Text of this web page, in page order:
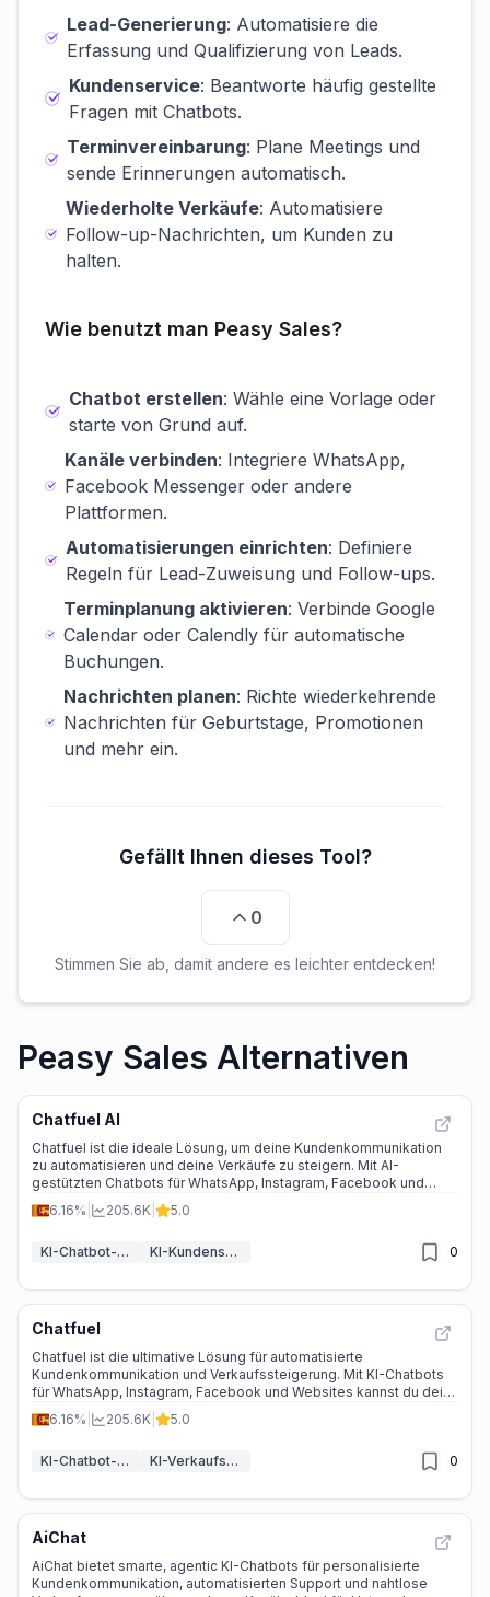
Lead-Generierung: Automatisiere die
Erfassung und Qualifizierung von Leads.
Kundenservice: Beantworte häufig gestellte
Fragen mit Chatbots.
Terminvereinbarung: Plane Meetings und
sende Erinnerungen automatisch.
Wiederholte Verkäufe: Automatisiere
Follow-up-Nachrichten, um Kunden zu
halten.
Wie benutzt man Peasy Sales?
Chatbot erstellen: Wähle eine Vorlage oder
starte von Grund auf.
Kanäle verbinden: Integriere WhatsApp,
Facebook Messenger oder andere
Plattformen.
Automatisierungen einrichten: Definiere
Regeln für Lead-Zuweisung und Follow-ups.
Terminplanung aktivieren: Verbinde Google
Calendar oder Calendly für automatische
Buchungen.
Nachrichten planen: Richte wiederkehrende
Nachrichten für Geburtstage, Promotionen
und mehr ein.
Gefällt Ihnen dieses Tool?
0
Stimmen Sie ab, damit andere es leichter entdecken!
Peasy Sales Alternativen
Chatfuel AI
Chatfuel ist die ideale Lösung, um deine Kundenkommunikation
zu automatisieren und deine Verkäufe zu steigern. Mit AI-
gestützten Chatbots für WhatsApp, Instagram, Facebook und
Websites kannst du deine Kundenbindung stärken und deine
Umsätze maximieren.
6.16% 205.6K 5.0
KI-Chatbot-Baukästen KI-Kundenservice-Assistent 0
Chatfuel
Chatfuel ist die ultimative Lösung für automatisierte
Kundenkommunikation und Verkaufssteigerung. Mit KI-Chatbots
für WhatsApp, Instagram, Facebook und Websites kannst du dein
Geschäft effizienter und erfolgreicher machen.
6.16% 205.6K 5.0
KI-Chatbot-Baukästen KI-Verkaufsassistent 0
AiChat
AiChat bietet smarte, agentic KI-Chatbots für personalisierte
Kundenkommunikation, automatisierten Support und nahtlose